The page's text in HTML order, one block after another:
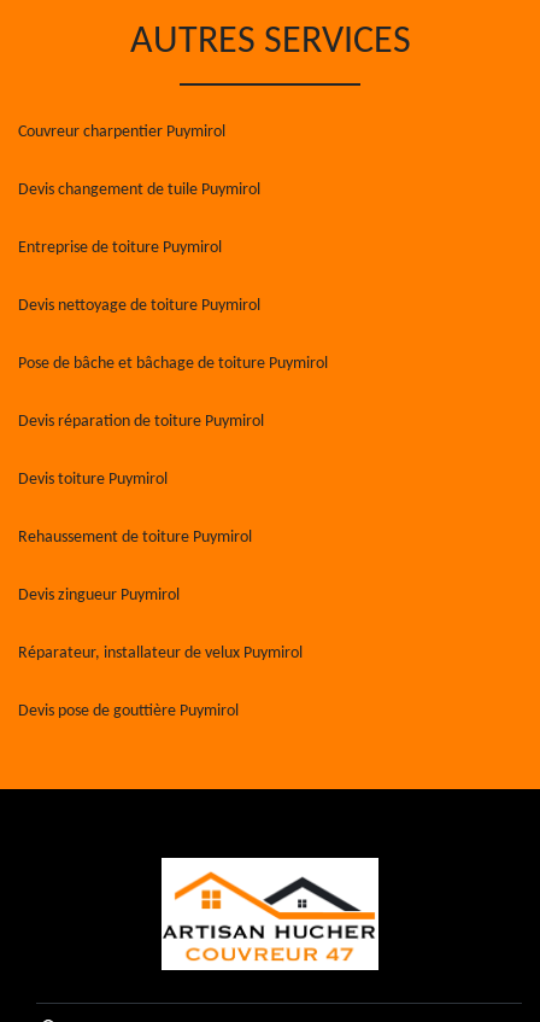
AUTRES SERVICES
Couvreur charpentier Puymirol
Devis changement de tuile Puymirol
Entreprise de toiture Puymirol
Devis nettoyage de toiture Puymirol
Pose de bâche et bâchage de toiture Puymirol
Devis réparation de toiture Puymirol
Devis toiture Puymirol
Rehaussement de toiture Puymirol
Devis zingueur Puymirol
Réparateur, installateur de velux Puymirol
Devis pose de gouttière Puymirol